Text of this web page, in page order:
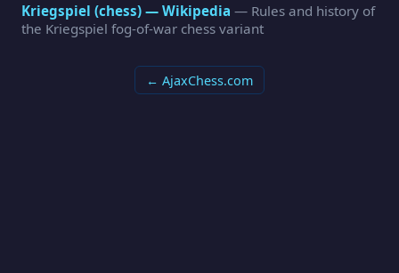
Kriegspiel (chess) — Wikipedia — Rules and history of
the Kriegspiel fog-of-war chess variant
← AjaxChess.com